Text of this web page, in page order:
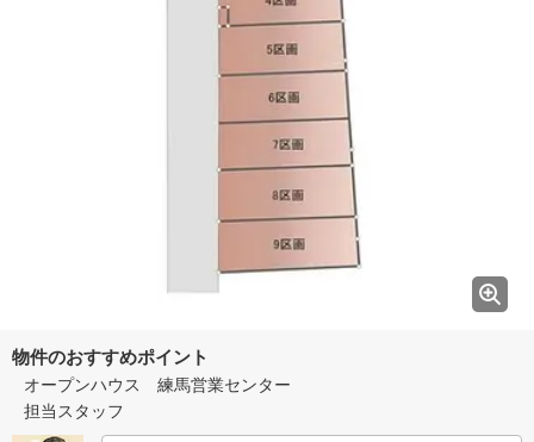
物件のおすすめポイント
オープンハウス 練馬営業センター
担当スタッフ